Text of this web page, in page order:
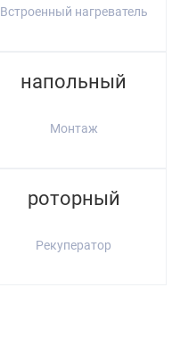
Встроенный нагреватель
напольный
Монтаж
роторный
Рекуператор